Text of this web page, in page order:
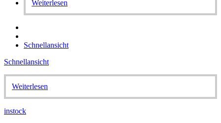
Weiterlesen
Schnellansicht
Schnellansicht
Weiterlesen
instock